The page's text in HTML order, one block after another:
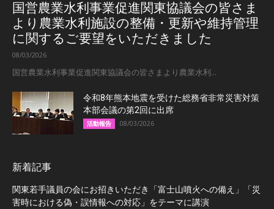
国営農業水利事業促進関東協議会の皆さま
より農業水利施設の整備・更新や維持管理
に関するご要望をいただきました
08/03/2026
国営農業水利事業促進関東協議会の皆さまより農業水利...
令和8年熊本地震を受けた総務省非常災害対策
本部会議の第2回に出席
活動報告 08/03/2026
新着記事
関東若手議員の会にお招きいただき「富士山噴火への備え」「災
害時における偽・誤情報への対応」をテーマに講演